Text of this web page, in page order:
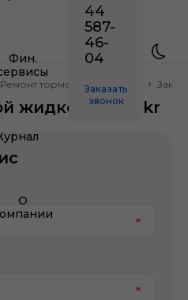
Фин.
О
44
587-
46-
04
Заказать
звонок
Ремонт тормозной системы
жидкости Zeekr